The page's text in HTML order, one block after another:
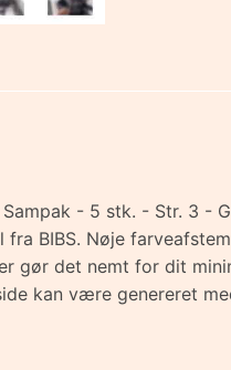
Sampak - 5 stk. - Str. 3 -
BIBS. Nøje
gør det nemt for dit
kan være genereret